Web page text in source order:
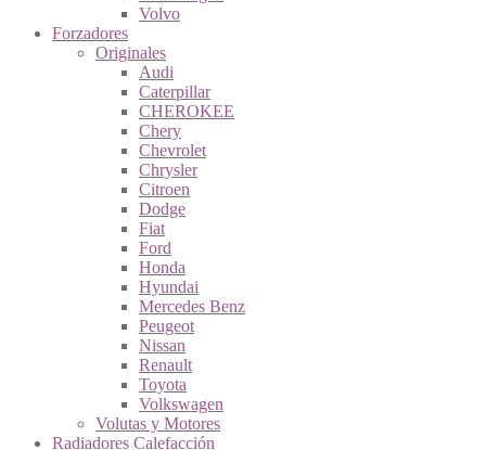
Volvo
Forzadores
Originales
Audi
Caterpillar
CHEROKEE
Chery
Chevrolet
Chrysler
Citroen
Dodge
Fiat
Ford
Honda
Hyundai
Mercedes Benz
Peugeot
Nissan
Renault
Toyota
Volkswagen
Volutas y Motores
Radiadores Calefacción